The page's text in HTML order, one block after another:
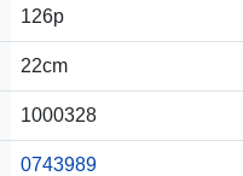
126p
22cm
1000328
0743989